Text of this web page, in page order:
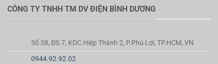
CÔNG TY TNHH TM DV ĐIỆN BÌNH DƯƠNG
Số 38, ĐS.7, KDC.Hiệp Thành 2, P.Phú Lợi, TP.HCM, VN
0944.92.92.02